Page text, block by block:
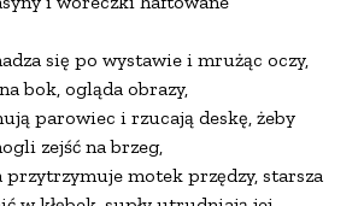
się po wystawie i mrużąc oczy,
bok, ogląda obrazy,
parowiec i rzucają deskę, żeby
zejść na brzeg,
przytrzymuje motek przędzy, starsza